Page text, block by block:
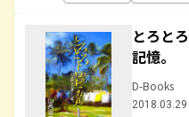
とろと
記憶。
D-Books
2018.03.29